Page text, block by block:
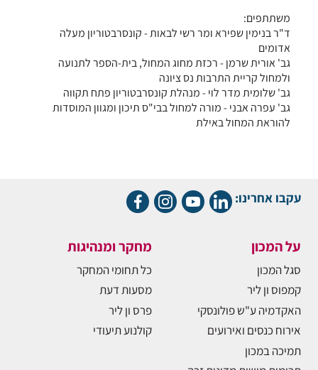
משתתפים:
ד"ר בנימין שפירא ומר רשי לבאות - קונסרבטוריון מעלה
אדומים
גב' אורית שרמן - רכזת מחוג המחול, בית-הספר לתנועה
ולמחול קריית התרבות נס ציונה
גב' שלומית מדר לוי - מנהלת קונסרבטוריון פתח תקווה
גב' עפרה אבני - מורה למחול בבי"ס תיכון ומגוון המוסדות
להוראת המחול באילת
עקבו אחרינו:
על המכון
סגל המכון
קמפוס ון ליר
האקדמיה ע"ש פולונסקי
אירוח כנסים ואירועים
תמיכה במכון
מחקר ומנהיגות
כל תחומי המחקר
מסעות דעת
פרס ון ליר
קולנוע תיעודי